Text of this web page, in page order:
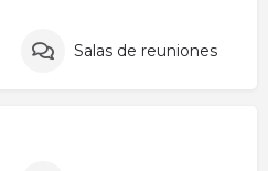
Salas de reuniones